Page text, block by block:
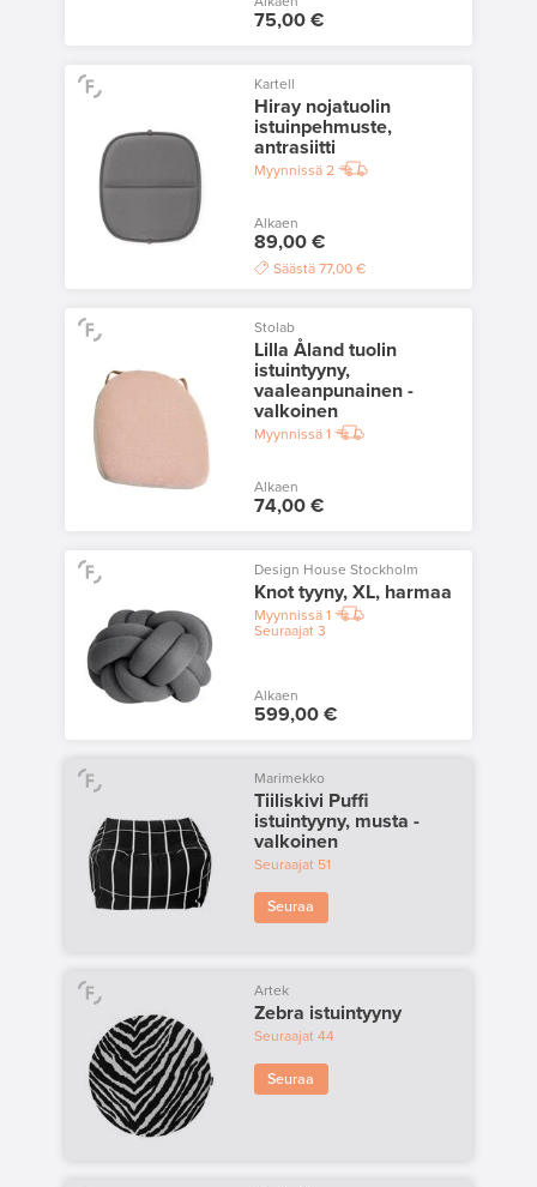
75,00 €
Kartell
Hiray nojatuolin
istuinpehmuste,
antrasiitti
Myynnissä2
Alkaen
89,00 €
Säästä 77,00 €
Stolab
Lilla Åland tuolin
istuintyyny,
vaaleanpunainen -
valkoinen
Myynnissä1
Alkaen
74,00 €
Design House Stockholm
Knot tyyny, XL, harmaa
Myynnissä1
Seuraajat3
Alkaen
599,00 €
Marimekko
Tiiliskivi Puffi
istuintyyny, musta -
valkoinen
Seuraajat 51
Seuraa
Artek
Zebra istuintyyny
Seuraajat44
Seuraa